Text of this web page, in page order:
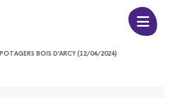
POTAGERS BOIS D’ARCY (12/04/2024)